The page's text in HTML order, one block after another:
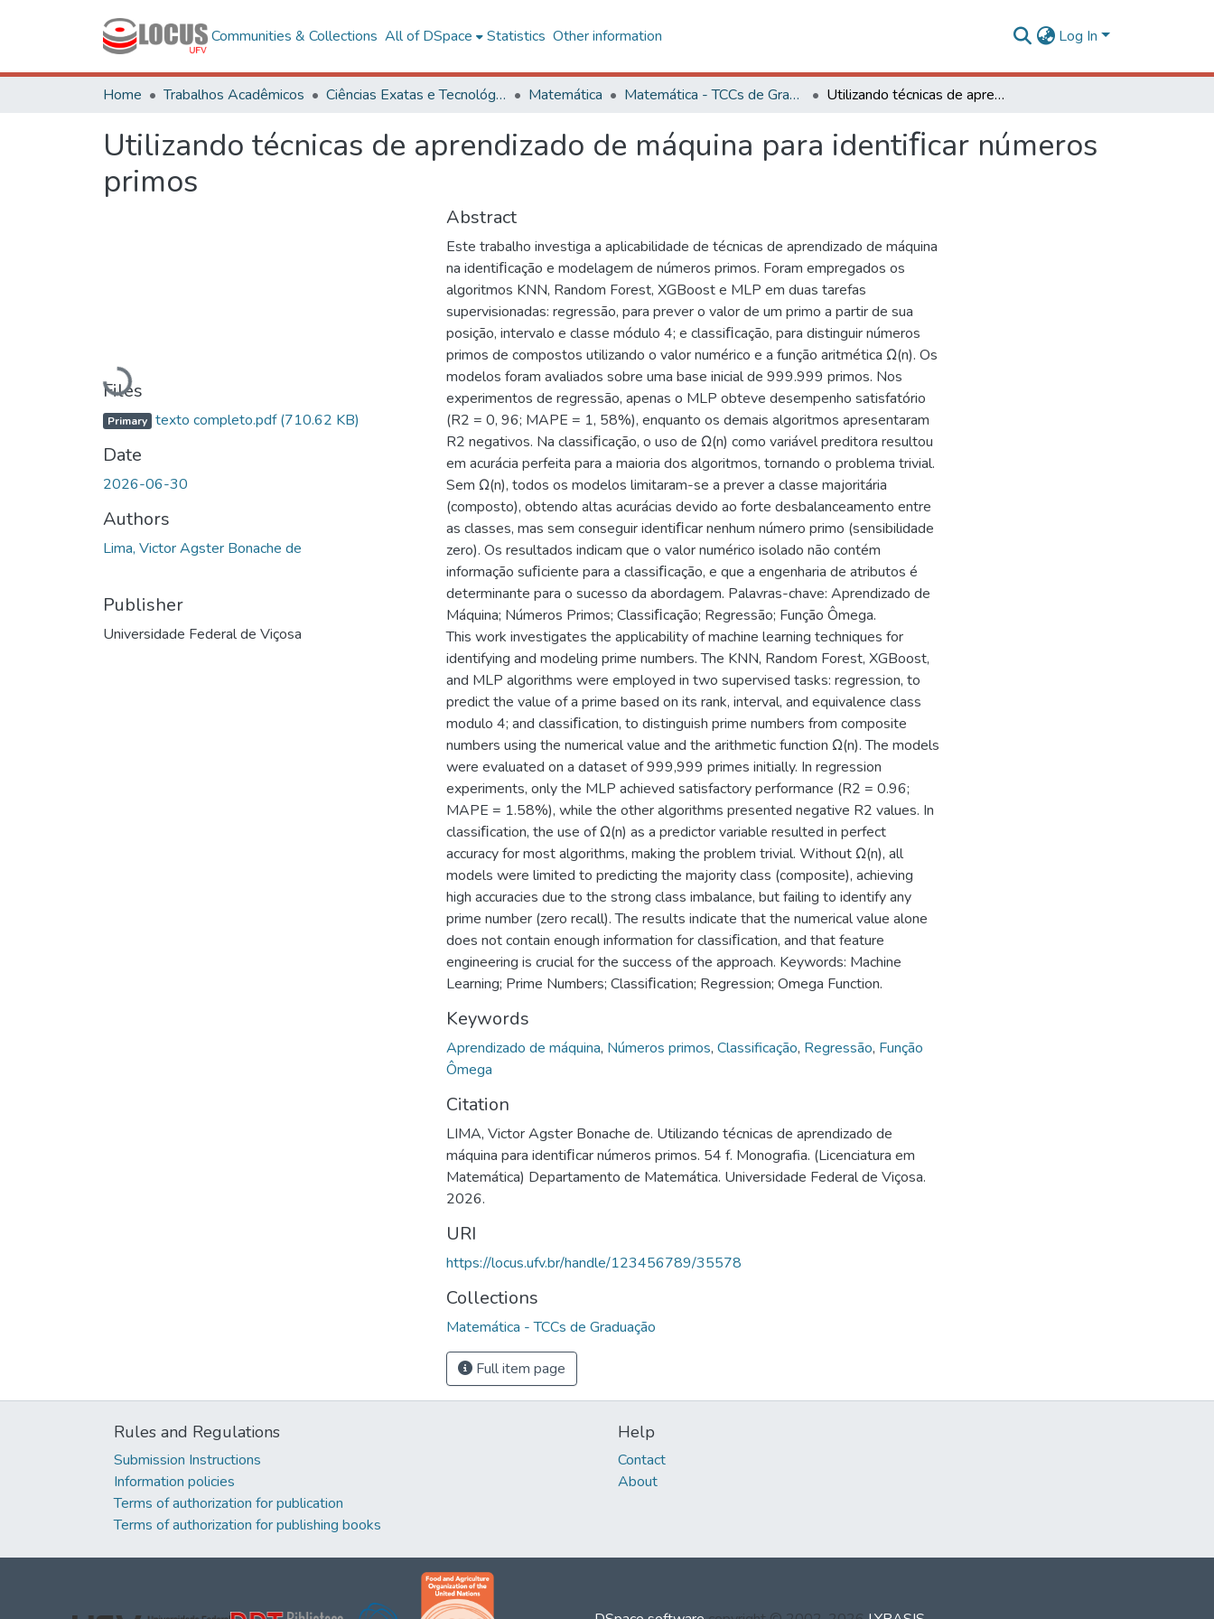
Communities & Collections All of DSpace Statistics Other information Log In
Home Trabalhos Acadêmicos Ciências Exatas e Tecnológicas Matemática Matemática - TCCs de Graduação Utilizando técnicas de aprendizado de máquina para identiﬁcar números primos
Utilizando técnicas de aprendizado de máquina para identiﬁcar números
primos
Loading...
Files
Primary texto completo.pdf(710.62 KB)
Date
2026-06-30
Authors
Lima, Victor Agster Bonache de
Publisher
Universidade Federal de Viçosa
Abstract
Este trabalho investiga a aplicabilidade de técnicas de aprendizado de máquina
na identiﬁcação e modelagem de números primos. Foram empregados os
algoritmos KNN, Random Forest, XGBoost e MLP em duas tarefas
supervisionadas: regressão, para prever o valor de um primo a partir de sua
posição, intervalo e classe módulo 4; e classiﬁcação, para distinguir números
primos de compostos utilizando o valor numérico e a função aritmética Ω(n). Os
modelos foram avaliados sobre uma base inicial de 999.999 primos. Nos
experimentos de regressão, apenas o MLP obteve desempenho satisfatório
(R2 = 0, 96; MAPE = 1, 58%), enquanto os demais algoritmos apresentaram
R2 negativos. Na classiﬁcação, o uso de Ω(n) como variável preditora resultou
em acurácia perfeita para a maioria dos algoritmos, tornando o problema trivial.
Sem Ω(n), todos os modelos limitaram-se a prever a classe majoritária
(composto), obtendo altas acurácias devido ao forte desbalanceamento entre
as classes, mas sem conseguir identiﬁcar nenhum número primo (sensibilidade
zero). Os resultados indicam que o valor numérico isolado não contém
informação suﬁciente para a classiﬁcação, e que a engenharia de atributos é
determinante para o sucesso da abordagem. Palavras-chave: Aprendizado de
Máquina; Números Primos; Classiﬁcação; Regressão; Função Ômega.
This work investigates the applicability of machine learning techniques for
identifying and modeling prime numbers. The KNN, Random Forest, XGBoost,
and MLP algorithms were employed in two supervised tasks: regression, to
predict the value of a prime based on its rank, interval, and equivalence class
modulo 4; and classiﬁcation, to distinguish prime numbers from composite
numbers using the numerical value and the arithmetic function Ω(n). The models
were evaluated on a dataset of 999,999 primes initially. In regression
experiments, only the MLP achieved satisfactory performance (R2 = 0.96;
MAPE = 1.58%), while the other algorithms presented negative R2 values. In
classiﬁcation, the use of Ω(n) as a predictor variable resulted in perfect
accuracy for most algorithms, making the problem trivial. Without Ω(n), all
models were limited to predicting the majority class (composite), achieving
high accuracies due to the strong class imbalance, but failing to identify any
prime number (zero recall). The results indicate that the numerical value alone
does not contain enough information for classiﬁcation, and that feature
engineering is crucial for the success of the approach. Keywords: Machine
Learning; Prime Numbers; Classiﬁcation; Regression; Omega Function.
Keywords
Aprendizado de máquina, Números primos, Classificação, Regressão, Função
Ômega
Citation
LIMA, Victor Agster Bonache de. Utilizando técnicas de aprendizado de
máquina para identiﬁcar números primos. 54 f. Monografia. (Licenciatura em
Matemática) Departamento de Matemática. Universidade Federal de Viçosa.
2026.
URI
https://locus.ufv.br/handle/123456789/35578
Collections
Matemática - TCCs de Graduação
Full item page
Rules and Regulations
Submission Instructions
Information policies
Terms of authorization for publication
Terms of authorization for publishing books
Help
Contact
About